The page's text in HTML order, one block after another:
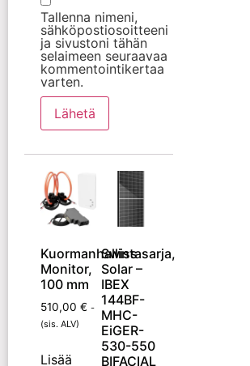
Tallenna nimeni,
sähköpostiosoitteeni
ja sivustoni tähän
selaimeen seuraavaa
kommentointikertaa
varten.
Kuormanhallintasarja,
Monitor,
100 mm
510,00 € -
(sis. ALV)
Lisää
Swiss
Solar –
IBEX
144BF-
MHC-
EiGER-
530-550
BIFACIAL